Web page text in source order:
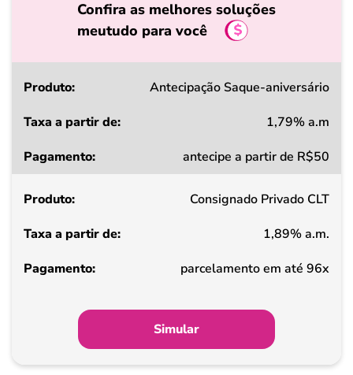
Confira as melhores soluções
meutudo para você
Produto
a
de
Pagamento
Antecipação Saque-aniversário
1,79% a.m
antecipe a partir de R$50
Consignado Privado CLT
1,89% a.m.
parcelamento em até 96x
Simular